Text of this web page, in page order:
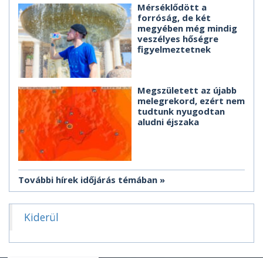
Mérséklődött a
forróság, de két
megyében még mindig
veszélyes hőségre
figyelmeztetnek
Megszületett az újabb
melegrekord, ezért nem
tudtunk nyugodtan
aludni éjszaka
További hírek időjárás témában
Kiderül